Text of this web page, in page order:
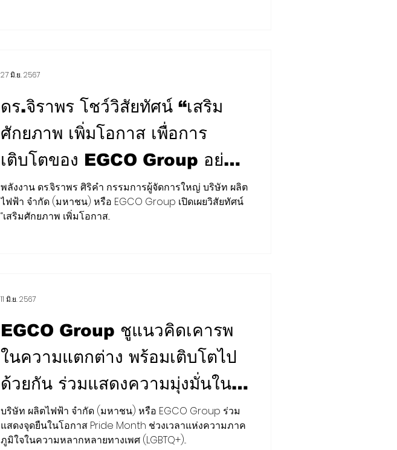
ดร.จิราพร โชว์วิสัยทัศน์ “เสริม
ศักยภาพ เพิ่มโอกาส เพื่อการ
เติบโตของ EGCO Group อย่าง
ยั่งยืน” มุ่งเพิ่มกำลังผลิต สร้างราย
ได้ กำไร และสมดุล ESG
พลังงาน ดร.จิราพร ศิริคำ กรรมการผู้จัดการใหญ่ บริษัท ผลิต
ไฟฟ้า จำกัด (มหาชน) หรือ EGCO Group เปิดเผยวิสัยทัศน์
“เสริมศักยภาพ เพิ่มโอกาส...
27 มิ.ย. 2567
EGCO Group ชูแนวคิดเคารพ
ในความแตกต่าง พร้อมเติบโตไป
ด้วยกัน ร่วมแสดงความมุ่งมั่นใน
โอกาส Pride Month
บริษัท ผลิตไฟฟ้า จำกัด (มหาชน) หรือ EGCO Group ร่วม
แสดงจุดยืนในโอกาส Pride Month ช่วงเวลาแห่งความภาค
ภูมิใจในความหลากหลายทางเพศ (LGBTQ+)...
11 มิ.ย. 2567